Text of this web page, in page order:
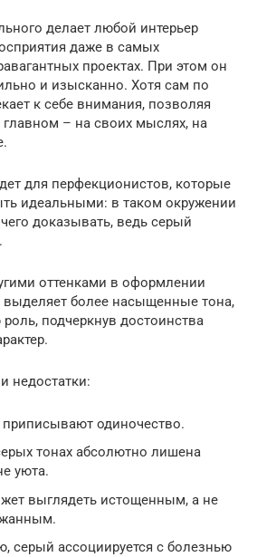
делает любой интерьер
даже в самых
проектах. При этом он
и изысканно. Хотя сам по
к себе внимания, позволяя
главном – на своих мыслях, на
для перфекционистов, которые
идеальными: в таком окружении
доказывать, ведь серый
оттенками в оформлении
более насыщенные тона,
подчеркнув достоинства
недостатки:
приписывают одиночество.
тонах абсолютно лишена
уюта.
выглядеть истощенным, а не
серый ассоциируется с болезнью